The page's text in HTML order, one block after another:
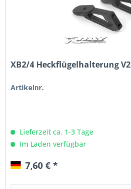
XB2/4 Heckflügelhalterung V2
Artikelnr.
Lieferzeit ca. 1-3 Tage
Im Laden verfügbar
7,60 € *